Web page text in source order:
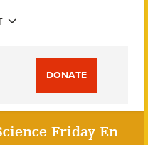
DONATE
Friday En